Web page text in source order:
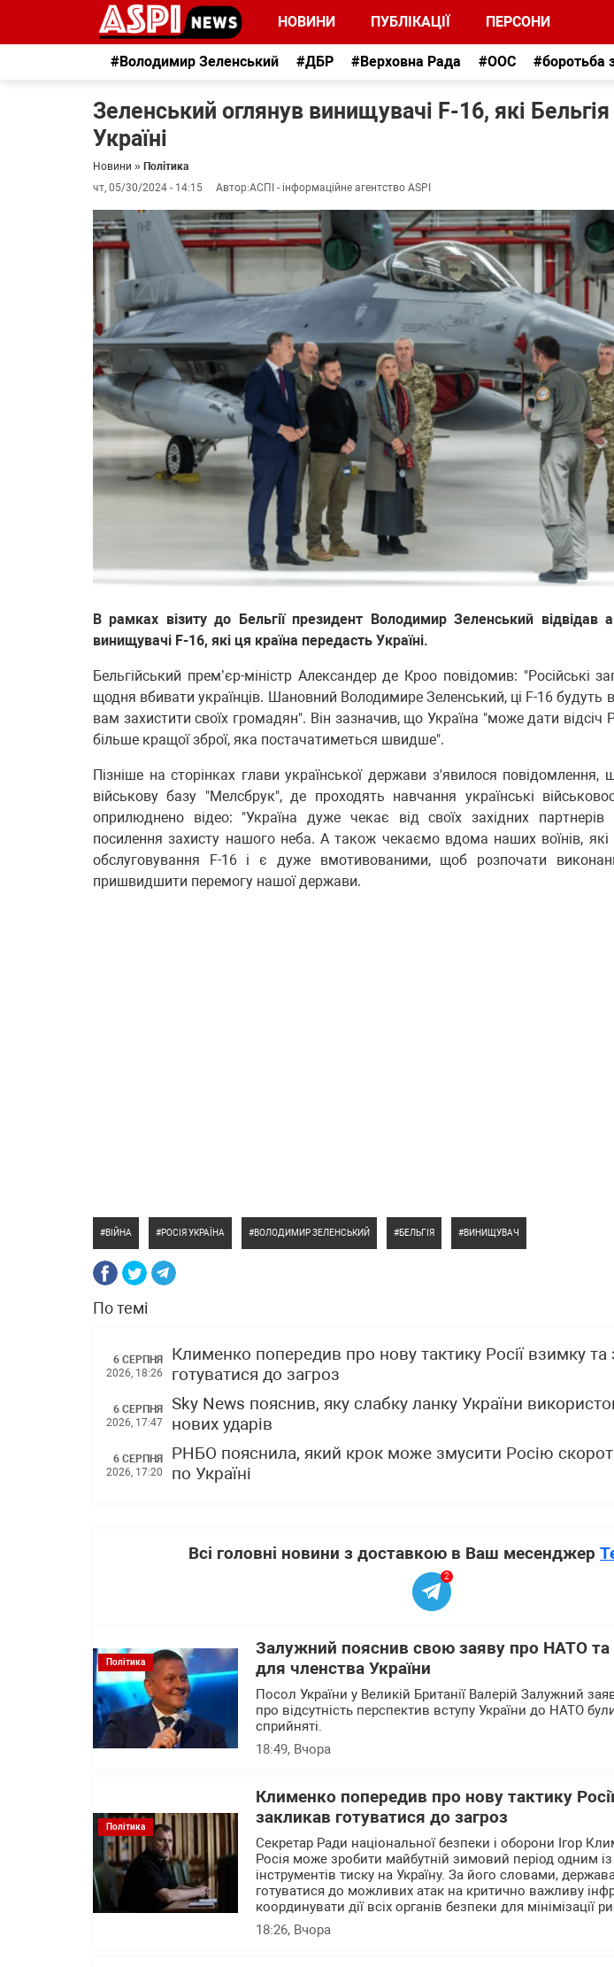
НОВИНИ ПУБЛІКАЦІЇ ПЕРСОНИ
#Володимир Зеленський #ДБР #Верховна Рада #ООС #боротьба
Зеленський оглянув винищувачі F-16, які
Україні
Новини » Політика
чт, 05/30/2024 - 14:15
Автор:АСПІ - інформаційне агентство ASPI
В рамках візиту до Бельгії президент Володимир Зеленський відвідав
винищувачі F-16, які ця країна передасть Україні.
Бельгійський прем’єр-міністр Александер де Кроо повідомив: "Російські
щодня вбивати українців. Шановний Володимире Зеленський, ці F-16
вам захистити своїх громадян". Він зазначив, що Україна "може дати відсіч
більше кращої зброї, яка постачатиметься швидше".
Пізніше на сторінках глави української держави з'явилося повідомлення,
військову базу "Мелсбрук", де проходять навчання українські
оприлюднено відео: "Україна дуже чекає від своїх західних
посилення захисту нашого неба. А також чекаємо вдома наших воїнів, які
обслуговування F-16 і є дуже вмотивованими, щоб розпочати
пришвидшити перемогу нашої держави.
ВІЙНА РОСІЯ УКРАЇНА ВОЛОДИМИР ЗЕЛЕНСЬКИЙ БЕЛЬГІЯ ВИНИЩУВАЧ
По темі
6 СЕРПНЯ
2026, 18:26
Клименко попередив про нову тактику Росії взимку та
готуватися до загроз
6 СЕРПНЯ
2026, 17:47
Sky News пояснив, яку слабку ланку України
нових ударів
6 СЕРПНЯ
2026, 17:20
РНБО пояснила, який крок може змусити Росію
по Україні
Всі головні новини з доставкою в Ваш месенджер
2
Політика
Залужний пояснив свою заяву про НАТО та
для членства України
Посол України у Великій Британії Валерій Залужний
про відсутність перспектив вступу України до НАТО
сприйняті.
18:49, Вчора
Політика
Клименко попередив про нову тактику
закликав готуватися до загроз
Секретар Ради національної безпеки і оборони Ігор
Росія може зробити майбутній зимовий період одним
інструментів тиску на Україну. За його словами,
готуватися до можливих атак на критично важливу
координувати дії всіх органів безпеки для мінімізації
18:26, Вчора